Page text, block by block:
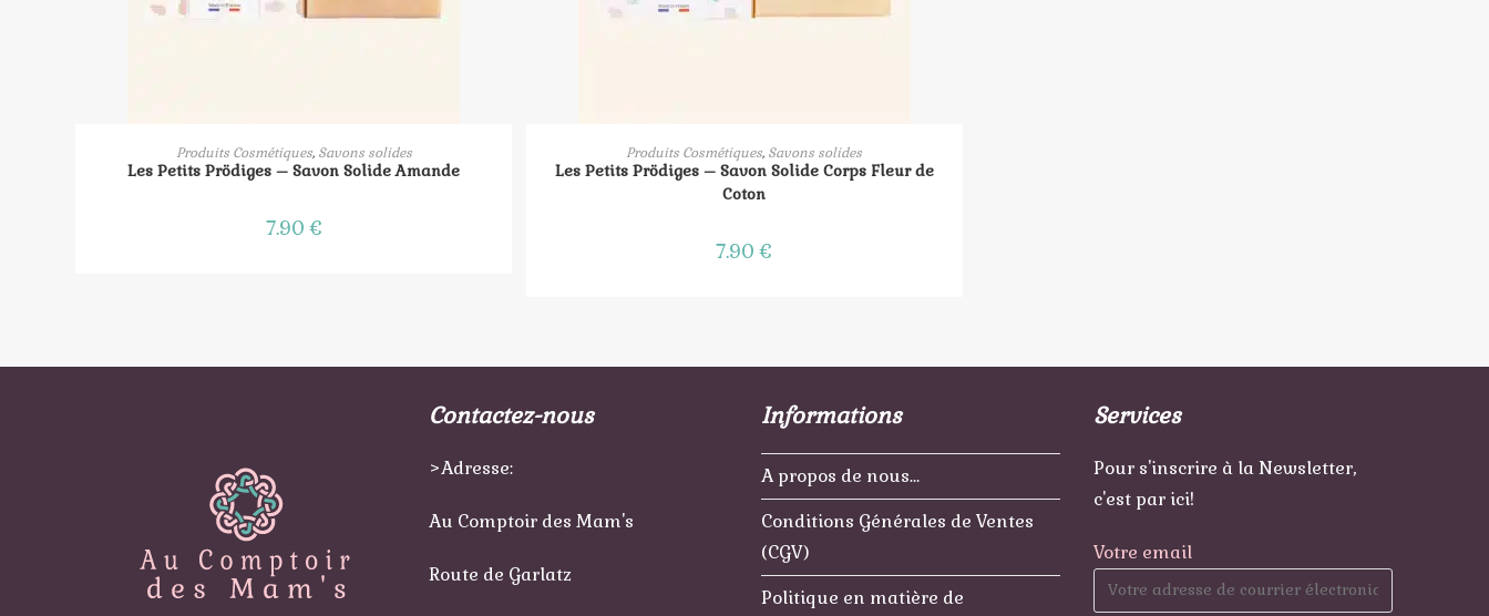
AJOUTER AU PANIER
Produits Cosmétiques, Savons solides
Les Petits Prödiges – Savon Solide Amande
7.90€
AJOUTER AU PANIER
Produits Cosmétiques, Savons solides
Les Petits Prödiges – Savon Solide Corps Fleur de
Coton
7.90€
Contactez-nous
>Adresse:
Au Comptoir des Mam's
Route de Garlatz
Informations
A propos de nous…
Conditions Générales de Ventes
(CGV)
Politique en matière de
Services
Pour s'inscrire à la Newsletter,
c'est par ici!
Votre email